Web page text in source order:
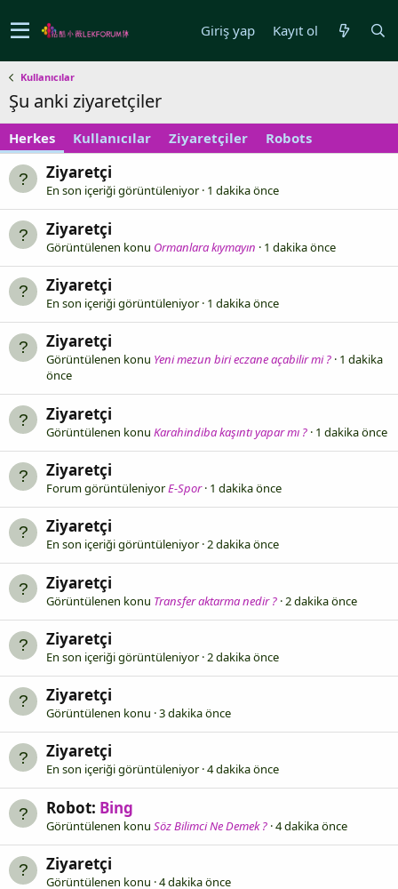
Giriş yap Kayıt ol
Kullanıcılar
Şu anki ziyaretçiler
Herkes Kullanıcılar Ziyaretçiler Robots
Ziyaretçi
En son içeriği görüntüleniyor 1 dakika önce
Ziyaretçi
Görüntülenen konu Ormanlara kıymayın 1 dakika önce
Ziyaretçi
En son içeriği görüntüleniyor 1 dakika önce
Ziyaretçi
Görüntülenen konu Yeni mezun biri eczane açabilir mi ? 1 dakika
önce
Ziyaretçi
Görüntülenen konu Karahindiba kaşıntı yapar mı ? 1 dakika önce
Ziyaretçi
Forum görüntüleniyorE-Spor 1 dakika önce
Ziyaretçi
En son içeriği görüntüleniyor 2 dakika önce
Ziyaretçi
Görüntülenen konu Transfer aktarma nedir ? 2 dakika önce
Ziyaretçi
En son içeriği görüntüleniyor 2 dakika önce
Ziyaretçi
Görüntülenen konu 3 dakika önce
Ziyaretçi
En son içeriği görüntüleniyor 4 dakika önce
Robot: Bing
Görüntülenen konu Söz Bilimci Ne Demek ? 4 dakika önce
Ziyaretçi
Görüntülenen konu 4 dakika önce